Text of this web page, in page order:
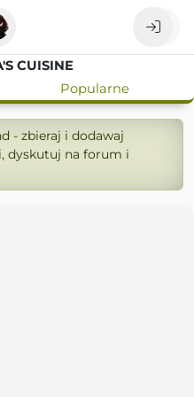
CUISINE
Popularne
- zbieraj i dodawaj
dyskutuj na forum i